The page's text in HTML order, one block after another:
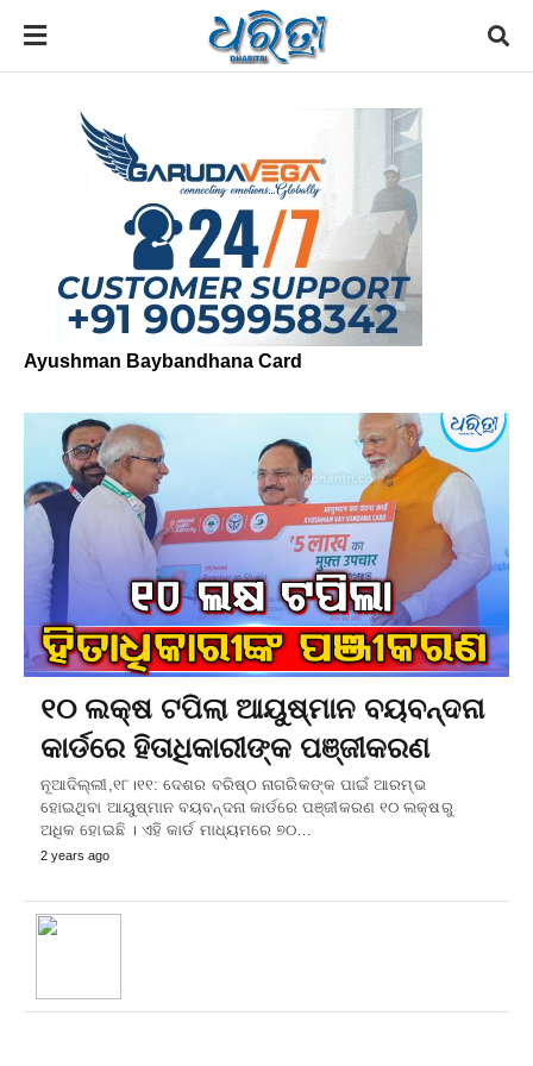
Ayushman Baybandhana Card
୧୦ ଲକ୍ଷ ଟପିଲା ଆୟୁଷ୍ମାନ ବୟବନ୍ଦନା
କାର୍ଡରେ ହିତାଧିକାରୀଙ୍କ ପଞ୍ଜୀକରଣ
ନୂଆଦିଲ୍ଲୀ,୧୮।୧୧: ଦେଶର ବରିଷ୍ଠ ନାଗରିକଙ୍କ ପାଇଁ ଆରମ୍ଭ
ହୋଇଥିବା ଆୟୁଷ୍ମାନ ବୟବନ୍ଦନା କାର୍ଡରେ ପଞ୍ଜୀକରଣ ୧୦ ଲକ୍ଷରୁ
ଅଧିକ ହୋଇଛି । ଏହି କାର୍ଡ ମାଧ୍ୟମରେ ୭୦…
2 years ago